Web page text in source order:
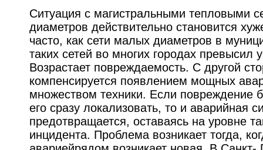
Ситуация с магистральными тепловыми
диаметров действительно становится
часто, как сети малых диаметров в
таких сетей во многих городах превысил
Возрастает повреждаемость. С другой
компенсируется появлением мощных
множеством техники. Если повреждение
его сразу локализовать, то и аварийная
предотвращается, оставаясь на уровне
инцидента. Проблема возникает тогда,